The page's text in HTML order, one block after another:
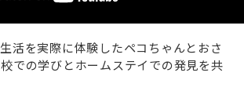
活を実際に体験したペコちゃんとおさ
での学びとホームステイでの発見を共